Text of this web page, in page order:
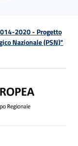
2020 - Progetto
Nazionale (PSN)"